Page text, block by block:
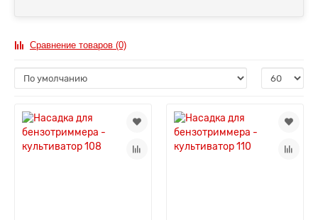
Сравнение товаров (0)